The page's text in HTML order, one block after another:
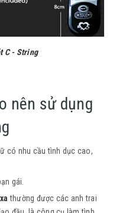
C - String
nên sử dụng
có nhu cầu tình dục cao,
gái.
thường được các anh trai